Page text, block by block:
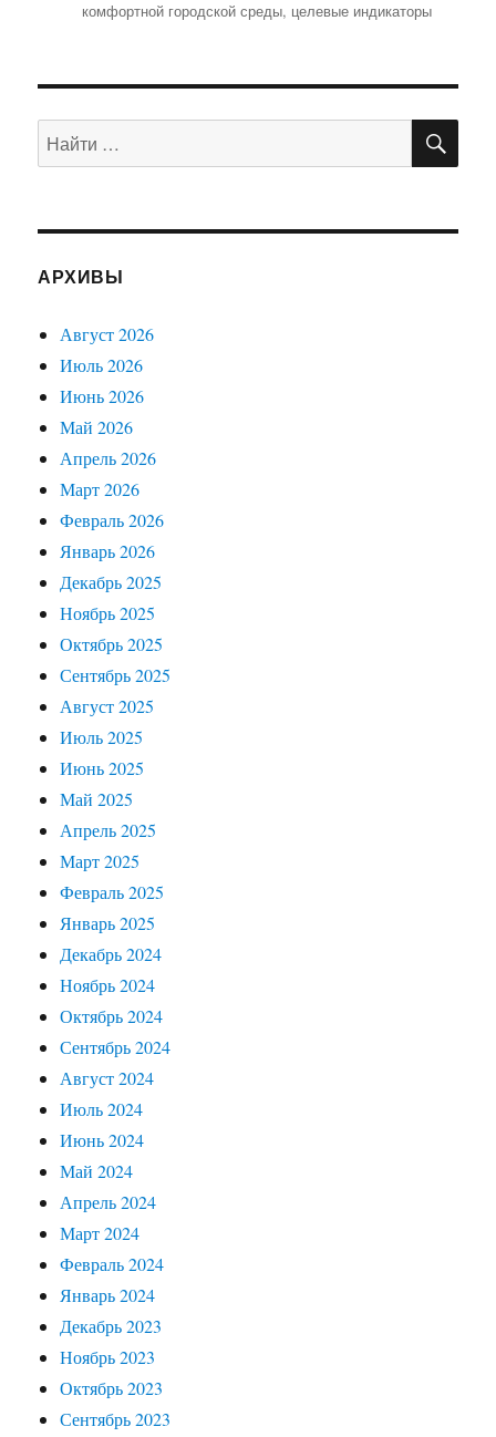
комфортной городской среды, целевые индикаторы
Искать:
АРХИВЫ
Август 2026
Июль 2026
Июнь 2026
Май 2026
Апрель 2026
Март 2026
Февраль 2026
Январь 2026
Декабрь 2025
Ноябрь 2025
Октябрь 2025
Сентябрь 2025
Август 2025
Июль 2025
Июнь 2025
Май 2025
Апрель 2025
Март 2025
Февраль 2025
Январь 2025
Декабрь 2024
Ноябрь 2024
Октябрь 2024
Сентябрь 2024
Август 2024
Июль 2024
Июнь 2024
Май 2024
Апрель 2024
Март 2024
Февраль 2024
Январь 2024
Декабрь 2023
Ноябрь 2023
Октябрь 2023
Сентябрь 2023